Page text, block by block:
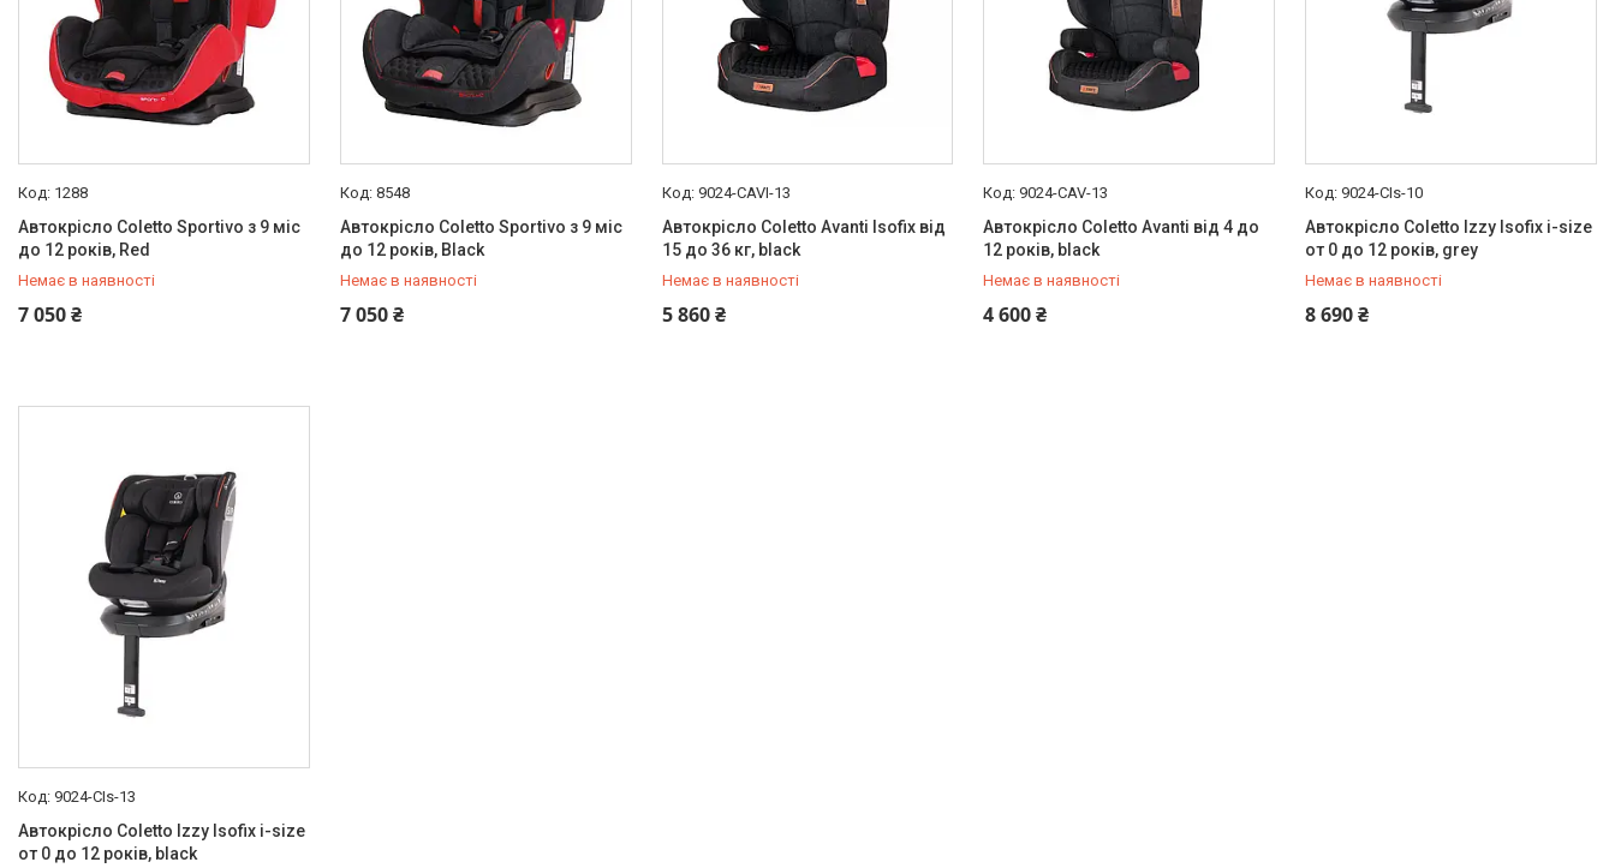
1288
Автокрісло Coletto Sportivo з 9 міс
до 12 років, Red
Немає в наявності
7 050 ₴
+380 (97) 778-20-70
8548
Автокрісло Coletto Sportivo з 9 міс
до 12 років, Black
Немає в наявності
7 050 ₴
+380 (97) 778-20-70
9024-CAVI-13
Автокрісло Coletto Avanti Isofix від
15 до 36 кг, black
Немає в наявності
5 860 ₴
+380 (97) 778-20-70
9024-CAV-13
Автокрісло Coletto Avanti від 4 до
12 років, black
Немає в наявності
4 600 ₴
+380 (97) 778-20-70
9024-CIs-10
Автокрісло Coletto Izzy Isofix i-size
от 0 до 12 років, grey
Немає в наявності
8 690 ₴
+380 (97) 778-20-70
9024-CIs-13
Автокрісло Coletto Izzy Isofix i-size
от 0 до 12 років, black